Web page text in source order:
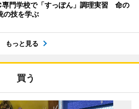
専門学校で「すっぽん」調理実習 命の
の技を学ぶ
もっと見る
買う